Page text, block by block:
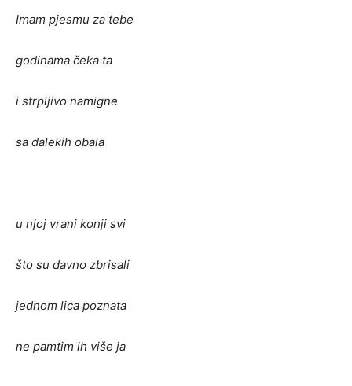
Imam pjesmu za tebe
godinama čeka ta
i strpljivo namigne
sa dalekih obala
u njoj vrani konji svi
što su davno zbrisali
jednom lica poznata
ne pamtim ih više ja